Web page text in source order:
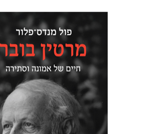
פול מנדס-פלור
מתן אורם